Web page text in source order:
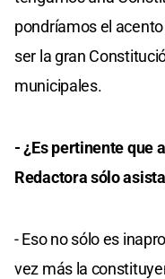
pondríamos el
ser la gran
municipales.
- ¿Es pertinente que
Redactora sólo
- Eso no sólo es
vez más la